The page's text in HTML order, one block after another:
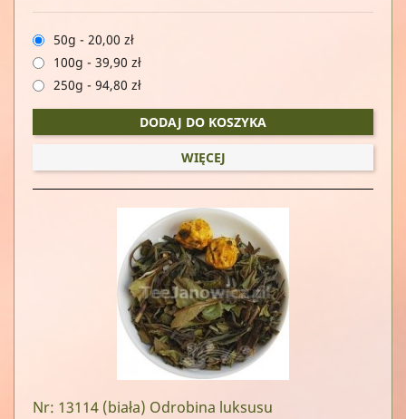
50g - 20,00 zł
100g - 39,90 zł
250g - 94,80 zł
DODAJ DO KOSZYKA
WIĘCEJ
Nr: 13114 (biała) Odrobina luksusu